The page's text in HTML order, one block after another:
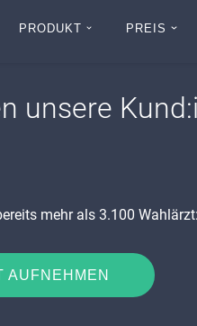
PRODUKT PREIS
unsere
mehr als 3.100
AUFNEHMEN